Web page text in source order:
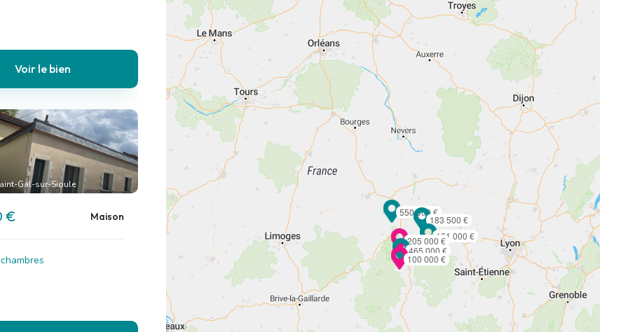
Voir le bien
Gal-sur-Sioule
€ Maison 550 000 €
183 500 €
205 000 €
465 000 €
100 000 €
131 000 €